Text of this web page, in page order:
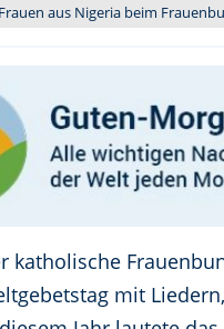
aus Nigeria beim
katholische
mit